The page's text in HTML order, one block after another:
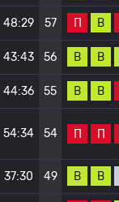
48:29 57 П В
43:43 56 В В
44:36 55 В В
54:34 54 П П
37:30 49 В В